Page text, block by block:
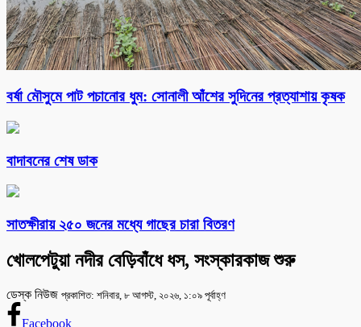
বর্ষা মৌসুমে পাট পচানোর ধুম: সোনালী আঁশের সুদিনের প্রত্যাশায় কৃষক
বাদাবনের শেষ ডাক
সাতক্ষীরায় ২৫০ জনের মধ্যে গাছের চারা বিতরণ
খোলপেটুয়া নদীর বেড়িবাঁধে ধস, সংস্কারকাজ শুরু
ডেস্ক নিউজ প্রকাশিত: শনিবার, ৮ আগস্ট, ২০২৬, ১:০৯ পূর্বাহ্ণ
Facebook